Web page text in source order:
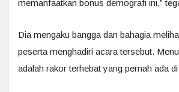
memanfaatkan bonus demografi ini,”
Dia mengaku bangga dan bahagia
peserta menghadiri acara tersebut.
adalah rakor terhebat yang pernah ada